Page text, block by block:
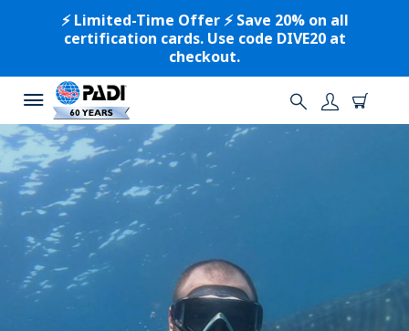
⚡️ Limited-Time Offer ⚡️ Save 20% on all
certification cards. Use code DIVE20 at
checkout.